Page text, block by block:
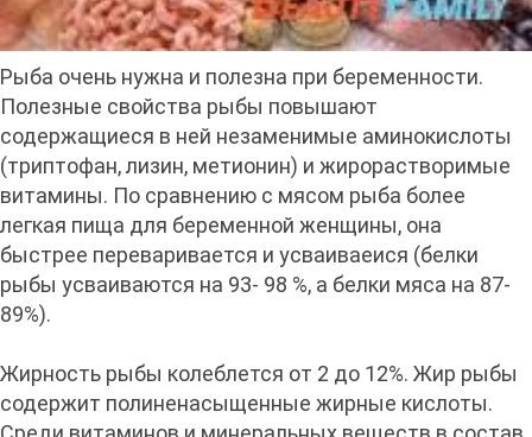
Рыба очень нужна и полезна при беременности.
Полезные свойства рыбы повышают
содержащиеся в ней незаменимые аминокислоты
(триптофан, лизин, метионин) и жирорастворимые
витамины. По сравнению с мясом рыба более
легкая пища для беременной женщины, она
быстрее переваривается и усваиваеися (белки
рыбы усваиваются на 93- 98 %, а белки мяса на 87-
89%).
Жирность рыбы колеблется от 2 до 12%. Жир рыбы
содержит полиненасыщенные жирные кислоты.